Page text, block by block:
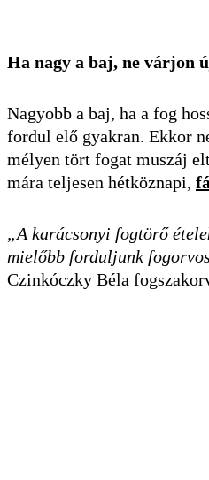
Ha nagy a baj, ne várjon
Nagyobb a baj, ha a fog
fordul elő gyakran. Ekkor
mélyen tört fogat muszáj
mára teljesen hétköznapi,
„A karácsonyi fogtörő
mielőbb forduljunk
Czinkóczky Béla